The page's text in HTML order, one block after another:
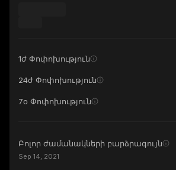
1ժ Փոփոխություն
24ժ Փոփոխություն
7օ Փոփոխություն
Բոլոր ժամանակների բարձրագույն
Sep 14, 2021